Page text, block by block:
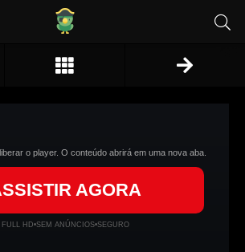
o player. O conteúdo abrirá em uma nova aba.
AGORA
FULL HD•SEM ANÚNCIOS•SEGURO